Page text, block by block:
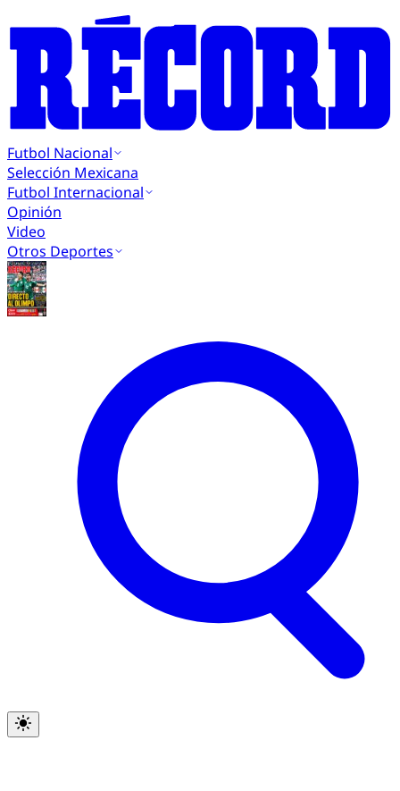
Futbol Nacional
Selección Mexicana
Futbol Internacional
Opinión
Video
Otros Deportes